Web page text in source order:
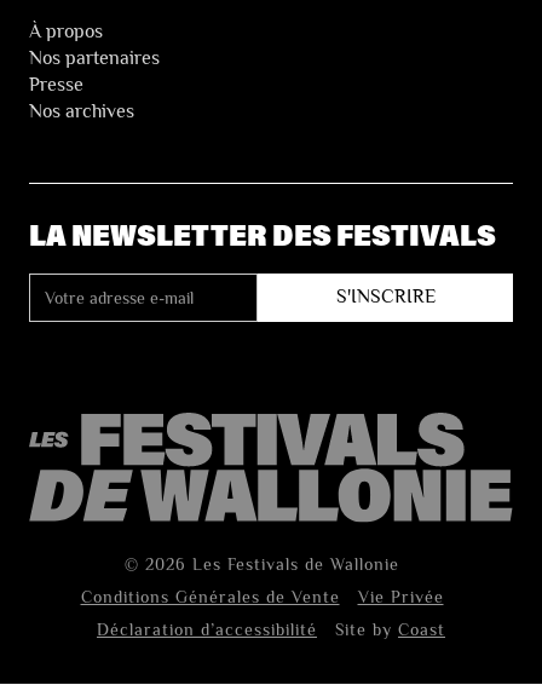
À propos
Nos partenaires
Presse
Nos archives
LA NEWSLETTER DES FESTIVALS
© 2026 Les Festivals de Wallonie
Conditions Générales de Vente
Vie Privée
Déclaration d’accessibilité
Site by Coast